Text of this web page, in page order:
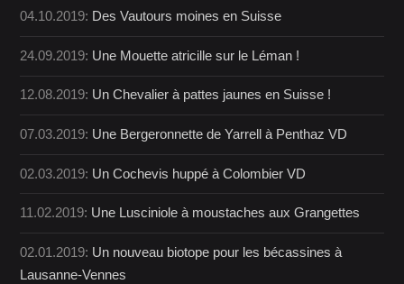
04.10.2019: Des Vautours moines en Suisse
24.09.2019: Une Mouette atricille sur le Léman !
12.08.2019: Un Chevalier à pattes jaunes en Suisse !
07.03.2019: Une Bergeronnette de Yarrell à Penthaz VD
02.03.2019: Un Cochevis huppé à Colombier VD
11.02.2019: Une Lusciniole à moustaches aux Grangettes
02.01.2019: Un nouveau biotope pour les bécassines à
Lausanne-Vennes